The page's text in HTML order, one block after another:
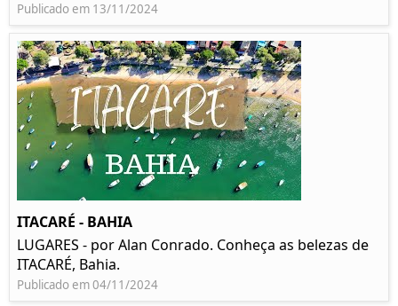
Publicado em 13/11/2024
ITACARÉ - BAHIA
LUGARES - por Alan Conrado. Conheça as belezas de
ITACARÉ, Bahia.
Publicado em 04/11/2024